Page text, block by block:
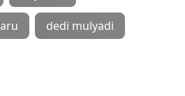
dedi mulyadi